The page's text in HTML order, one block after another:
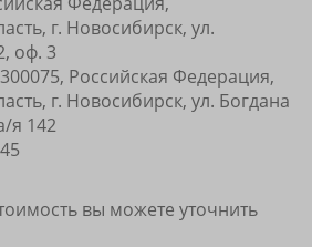
г. Новосибирск, ул.
оф. 3
Российская Федерация,
г. Новосибирск, ул. Богдана
я 142
вы можете уточнить